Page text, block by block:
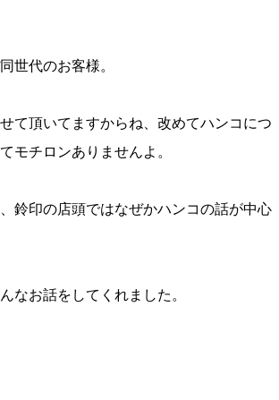
世代のお客様。
て頂いてますからね、改めてハンコにつ
モチロンありませんよ。
鈴印の店頭ではなぜかハンコの話が中心
なお話をしてくれました。